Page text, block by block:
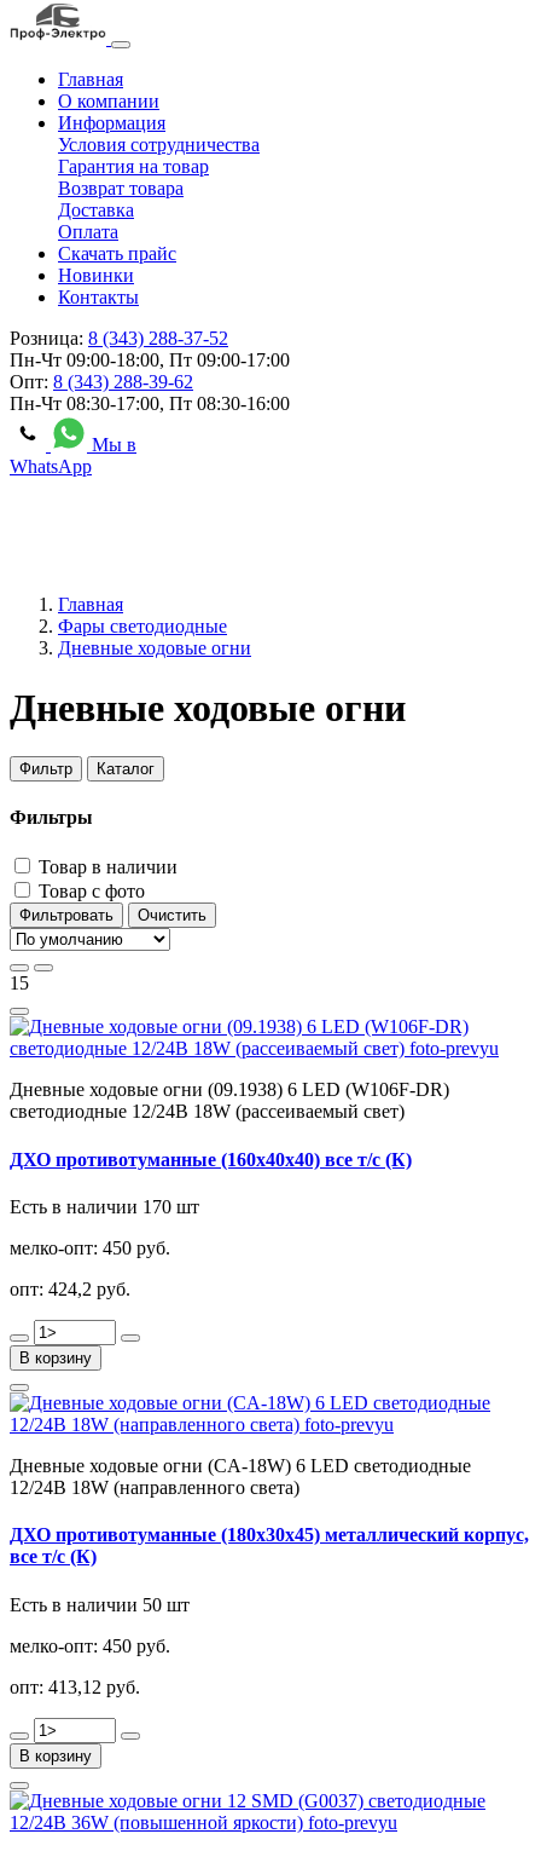
Главная
О компании
Информация
Условия сотрудничества
Гарантия на товар
Возврат товара
Доставка
Оплата
Скачать прайс
Новинки
Контакты
Розница: 8 (343) 288-37-52
Пн-Чт 09:00-18:00, Пт 09:00-17:00
Опт: 8 (343) 288-39-62
Пн-Чт 08:30-17:00, Пт 08:30-16:00
Мы в
WhatsApp
Главная
Фары светодиодные
Дневные ходовые огни
Дневные ходовые огни
Фильтр Каталог
Фильтры
Товар в наличии
Товар с фото
Фильтровать Очистить
15
Дневные ходовые огни (09.1938) 6 LED (W106F-DR)
светодиодные 12/24В 18W (рассеиваемый свет)
ДХО противотуманные (160х40х40) все т/с (К)
Есть в наличии 170 шт
мелко-опт: 450 руб.
опт: 424,2 руб.
В корзину
Дневные ходовые огни (CA-18W) 6 LED светодиодные
12/24В 18W (направленного света)
ДХО противотуманные (180х30х45) металлический корпус,
все т/с (К)
Есть в наличии 50 шт
мелко-опт: 450 руб.
опт: 413,12 руб.
В корзину